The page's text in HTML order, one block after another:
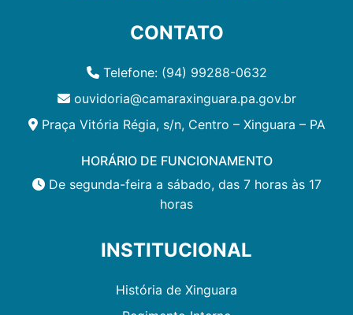
CONTATO
Telefone: (94) 99288-0632
ouvidoria@camaraxinguara.pa.gov.br
Praça Vitória Régia, s/n, Centro – Xinguara – PA
HORÁRIO DE FUNCIONAMENTO
De segunda-feira a sábado, das 7 horas às 17
horas
INSTITUCIONAL
História de Xinguara